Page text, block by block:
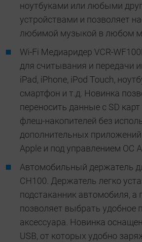
ноутбуками или любыми
устройствами и позволяет
любимой музыкой в любом
Wi-Fi Медиаридер VCR-
для считывания и передачи
iPad, iPhone, iPod Touch,
смартфон и т.д. Новинка
переносить данные с SD
флеш-накопителей без
дополнительных приложений
Apple и под управлением ОС
Автомобильный держатель
CH100. Держатель легко
подстаканник автомобиля, а
позволяет выбрать удобное
аксессуара. Новинка
USB, от которых удобно